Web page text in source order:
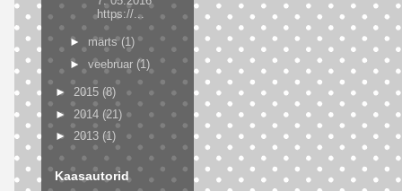
https://...
► märts(1)
► veebruar (1)
► 2015 (8)
► 2014 (21)
► 2013 (1)
Kaasautorid